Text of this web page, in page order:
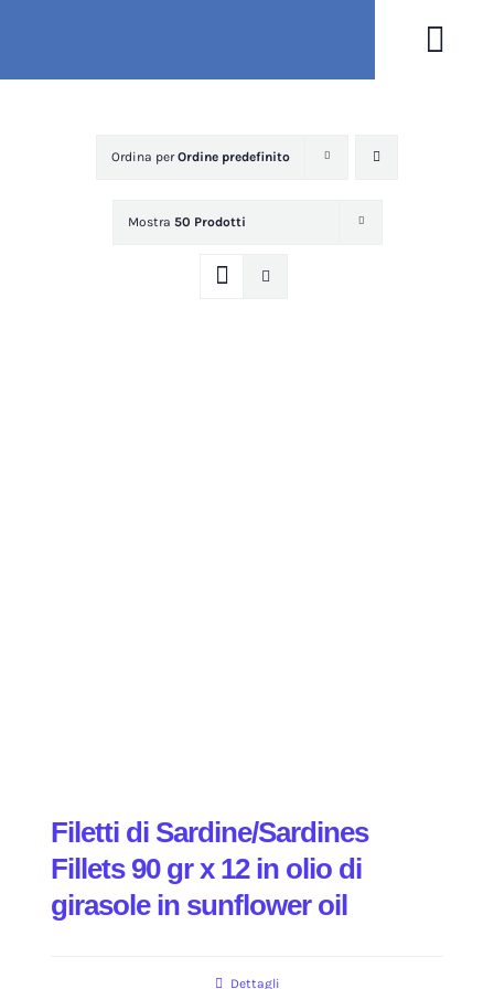
contenuto
Ordina perOrdine predefinito
Mostra 50 Prodotti
Filetti di Sardine/Sardines
Fillets 90 gr x 12 in olio di
girasole in sunflower oil
Dettagli